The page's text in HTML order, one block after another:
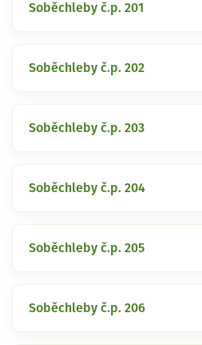
Soběchleby č.p. 201
Soběchleby č.p. 202
Soběchleby č.p. 203
Soběchleby č.p. 204
Soběchleby č.p. 205
Soběchleby č.p. 206